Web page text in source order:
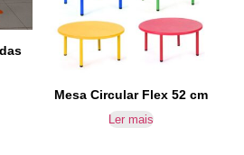
Mesa Circular Flex 52 cm
Ler mais